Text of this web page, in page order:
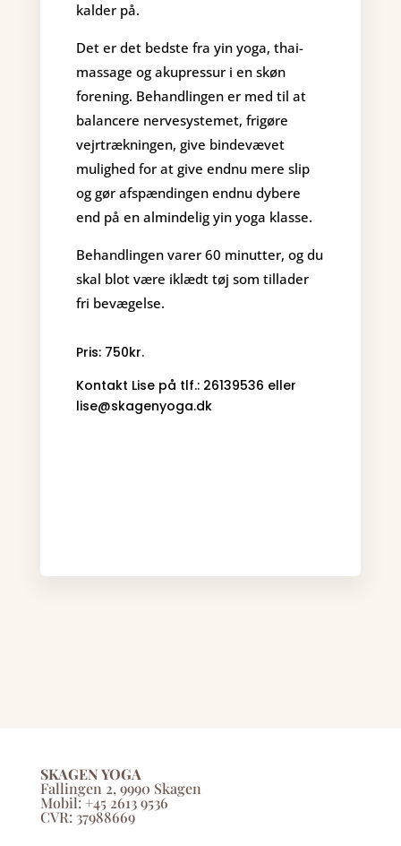
kalder på.
Det er det bedste fra yin yoga, thai-
massage og akupressur i en skøn
forening. Behandlingen er med til at
balancere nervesystemet, frigøre
vejrtrækningen, give bindevævet
mulighed for at give endnu mere slip
og gør afspændingen endnu dybere
end på en almindelig yin yoga klasse.
Behandlingen varer 60 minutter, og du
skal blot være iklædt tøj som tillader
fri bevægelse.
Pris: 750kr.
Kontakt Lise på tlf.: 26139536 eller
lise@skagenyoga.dk
SKAGEN YOGA
Fallingen 2, 9990 Skagen
Mobil: +45 2613 9536
CVR: 37988669